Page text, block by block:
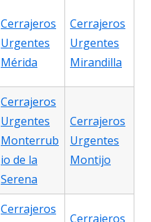
Cerrajeros
Urgentes
Mérida
Cerrajeros
Urgentes
Mirandilla
Cerrajeros
Urgentes
Monterrub
io de la
Serena
Cerrajeros
Urgentes
Montijo
Cerrajeros
Cerrajeros